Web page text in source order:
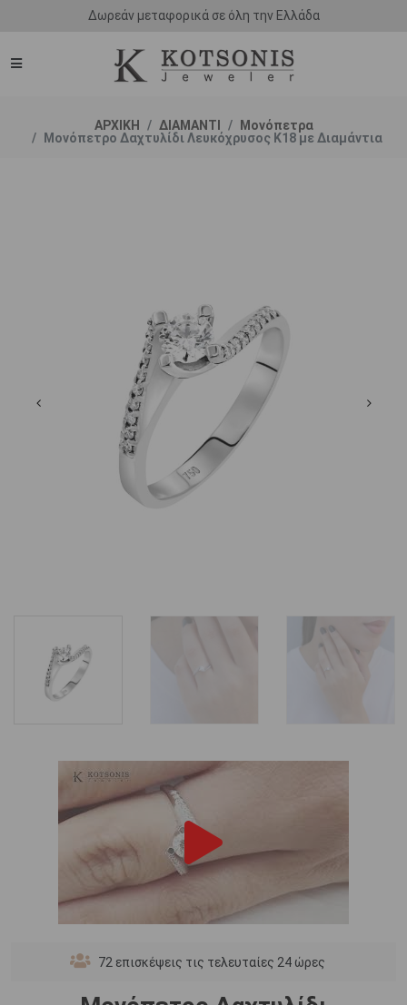
ΑΡΧΙΚΗ ΔΙΑΜΑΝΤΙ
Μονόπετρα
Μονόπετρο Δαχτυλίδι Λευκόχρυσος K18 με Διαμάντια
72 επισκέψεις τις τελευταίες 24 ώρες